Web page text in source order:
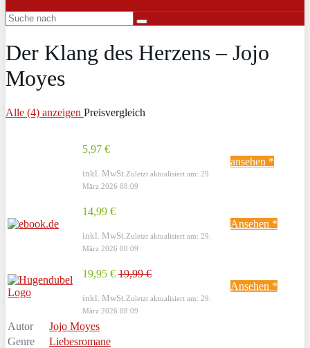
Der Klang des Herzens – Jojo
Moyes
Alle (4) anzeigen Preisvergleich
5,97 €
inkl. MwSt. Zuletzt aktualisiert am: 29.
März 2026 08:09
ansehen *
14,99 €
inkl. MwSt. Zuletzt aktualisiert am: 29.
März 2026 08:09
Ansehen *
19,95 € 19,99 €
inkl. MwSt. Zuletzt aktualisiert am: 29.
März 2026 08:09
Ansehen *
Autor
Jojo Moyes
Genre
Liebesromane